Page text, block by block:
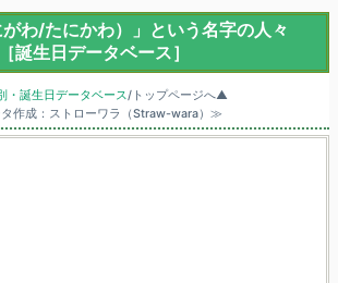
がわ/たにかわ）」という名字の人々
［誕生日データベース］
・誕生日データベース/トップページへ▲
作成：ストローワラ（Straw-wara）≫